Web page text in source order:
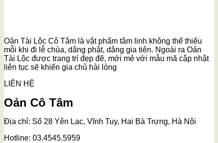
Oản Tài Lộc Cô Tâm là vật phẩm tâm linh không thể thiếu
mỗi khi đi lễ chùa, dâng phật, dâng gia tiên. Ngoài ra Oản
Tài Lộc được trang trí đẹp đẽ, mới mẻ với mẫu mã cập nhật
liên tục sẽ khiến gia chủ hài lòng
LIÊN HỆ
Oản Cô Tâm
Địa chỉ: Số 28 Yên Lạc, Vĩnh Tuy, Hai Bà Trưng, Hà Nội
Hotline: 03.4545.5959